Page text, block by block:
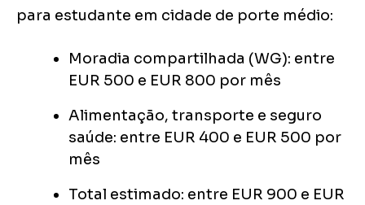
para estudante em cidade de porte médio:
Moradia compartilhada (WG): entre
EUR 500 e EUR 800 por mês
Alimentação, transporte e seguro
saúde: entre EUR 400 e EUR 500 por
mês
Total estimado: entre EUR 900 e EUR